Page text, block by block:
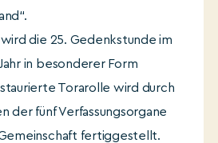
wird die 25. Gedenkstunde im
in besonderer Form
Torarolle wird durch
der fünf Verfassungsorgane
fertiggestellt.